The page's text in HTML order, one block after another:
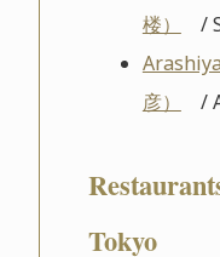
楼）
/
彦）
/
Tokyo